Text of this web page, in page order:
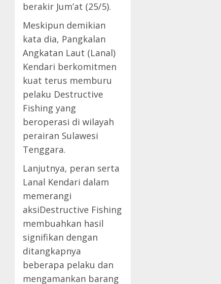
berakir Jum’at (25/5).
Meskipun demikian
kata dia, Pangkalan
Angkatan Laut (Lanal)
Kendari berkomitmen
kuat terus memburu
pelaku Destructive
Fishing yang
beroperasi di wilayah
perairan Sulawesi
Tenggara.
Lanjutnya, peran serta
Lanal Kendari dalam
memerangi
aksiDestructive Fishing
membuahkan hasil
signifikan dengan
ditangkapnya
beberapa pelaku dan
mengamankan barang